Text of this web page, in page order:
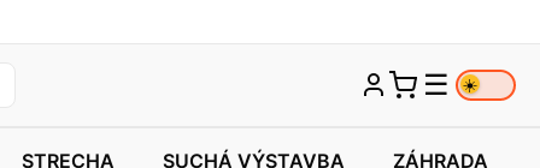
☰ ☀️
STRECHA SUCHÁ VÝSTAVBA ZÁHRADA